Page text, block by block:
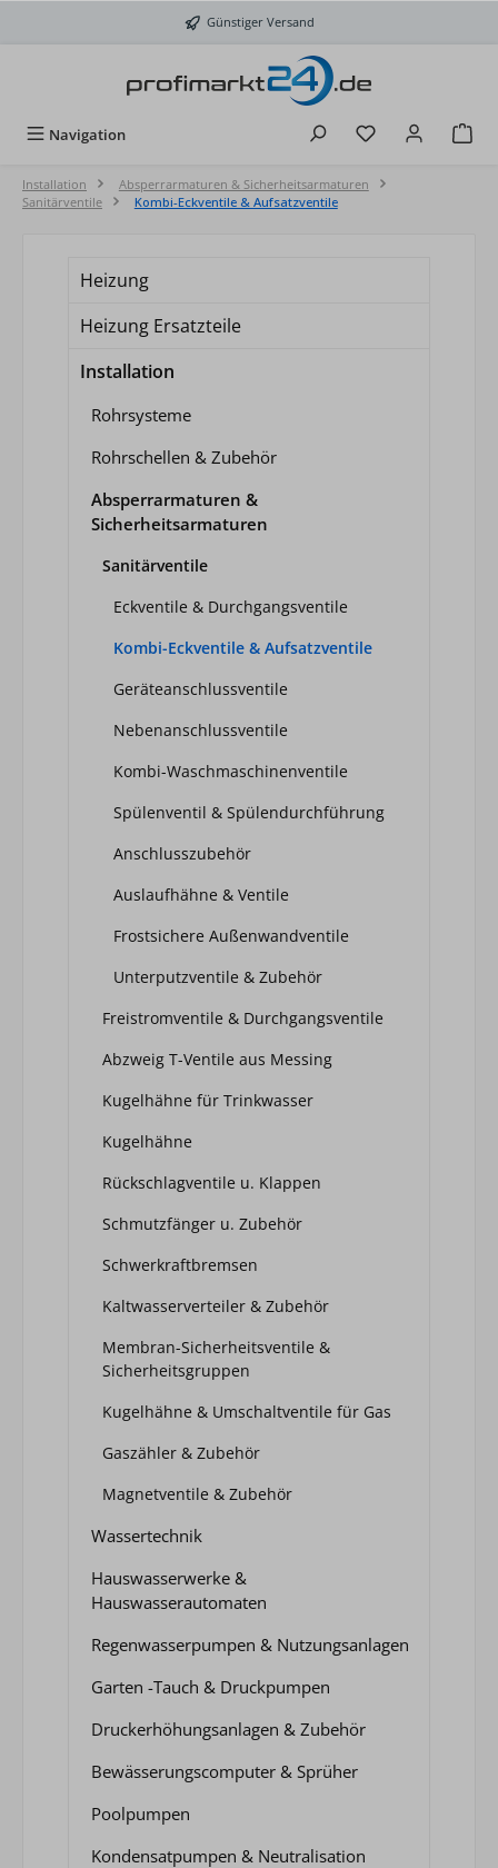
Günstiger Versand
Navigation Du hast 0
Installation
Absperrarmaturen & Sicherheitsarmaturen
Sanitärventile
Kombi-Eckventile & Aufsatzventile
Heizung
Heizung Ersatzteile
Installation
Rohrsysteme
Rohrschellen & Zubehör
Absperrarmaturen &
Sicherheitsarmaturen
Sanitärventile
Eckventile & Durchgangsventile
Kombi-Eckventile & Aufsatzventile
Geräteanschlussventile
Nebenanschlussventile
Kombi-Waschmaschinenventile
Spülenventil & Spülendurchführung
Anschlusszubehör
Auslaufhähne & Ventile
Frostsichere Außenwandventile
Unterputzventile & Zubehör
Freistromventile & Durchgangsventile
Abzweig T-Ventile aus Messing
Kugelhähne für Trinkwasser
Kugelhähne
Rückschlagventile u. Klappen
Schmutzfänger u. Zubehör
Schwerkraftbremsen
Kaltwasserverteiler & Zubehör
Membran-Sicherheitsventile &
Sicherheitsgruppen
Kugelhähne & Umschaltventile für Gas
Gaszähler & Zubehör
Magnetventile & Zubehör
Wassertechnik
Hauswasserwerke &
Hauswasserautomaten
Regenwasserpumpen & Nutzungsanlagen
Garten -Tauch & Druckpumpen
Druckerhöhungsanlagen & Zubehör
Bewässerungscomputer & Sprüher
Poolpumpen
Kondensatpumpen & Neutralisation